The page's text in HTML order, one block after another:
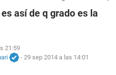
así de q grado es la
21:59
- 29 sep 2014 a las 14:01